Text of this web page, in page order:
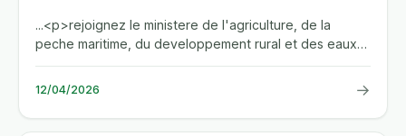
...<p>rejoignez le ministere de l'agriculture, de la
peche maritime, du developpement rural et des eaux
et forets en tant...
12/04/2026 →